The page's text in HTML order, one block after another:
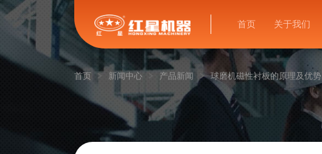
首页 关于我们
首页 新闻中心 产品新闻 球磨机磁性衬板的原理及优势